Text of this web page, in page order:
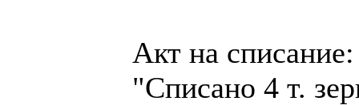
Акт на списание:
"Списано 4 т.